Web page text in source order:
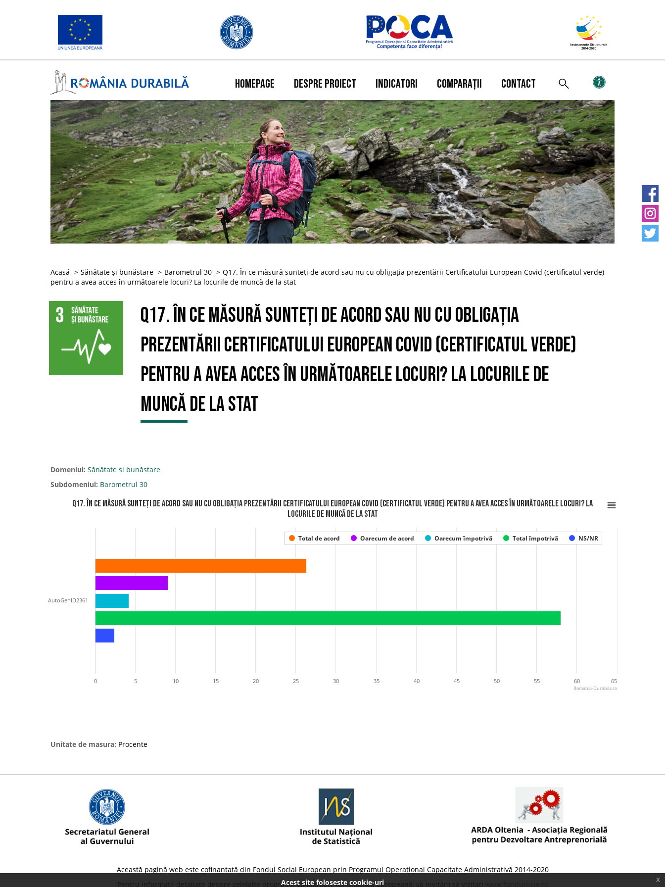
HOMEPAGE DESPRE PROIECT INDICATORI COMPARAȚII CONTACT
Acasă Sănătate și bunăstare Barometrul 30
Q17. În ce măsură sunteți de acord sau nu cu obligația prezentării Certificatului European Covid (certificatul verde)
pentru a avea acces în următoarele locuri? La locurile de muncă de la stat
Q17. În ce măsură sunteți de acord sau nu cu obligația
prezentării Certificatului European Covid (certificatul verde)
pentru a avea acces în următoarele locuri? La locurile de
muncă de la stat
Domeniul: Sănătate și bunăstare
Subdomeniul: Barometrul 30
Q17. În ce măsură sunteți de acord sau nu cu obligația prezentării Certificatului European Covid (certificatul verde) pentru a avea acces în următoarele locuri? La
locurile de muncă de la stat
Total de acord Oarecum de acord Oarecum împotrivă Total împotrivă NS/NR
AutoGenID2361
0 5 10 15 20 25 30 35 40 45 50 55 60 65
Romania-Durabila.ro
Unitate de masura: Procente
Această pagină web este cofinanțată din Fondul Social European prin Programul Operațional Capacitate Administrativă 2014-2020
Pentru informații detaliate despre celelalte programe cofinanțate de Uniunea Europeană, vă invităm să vizitați
www.fonduri-ue.ro
Acest site foloseste cookie-uri x